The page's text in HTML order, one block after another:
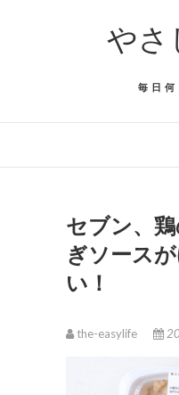
やさ
毎日
セブン、
ぎソース
い！
the-easylife